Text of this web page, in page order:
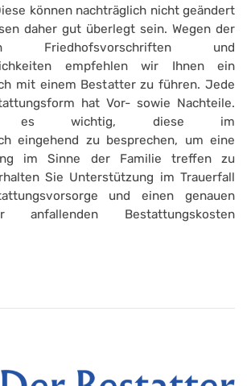
können nachträglich nicht geändert
daher gut überlegt sein. Wegen der
Friedhofsvorschriften und
empfehlen wir Ihnen ein
mit einem Bestatter zu führen. Jede
hat Vor- sowie Nachteile.
es wichtig, diese im
eingehend zu besprechen, um eine
im Sinne der Familie treffen zu
Sie Unterstützung im Trauerfall
und einen genauen
anfallenden Bestattungskosten